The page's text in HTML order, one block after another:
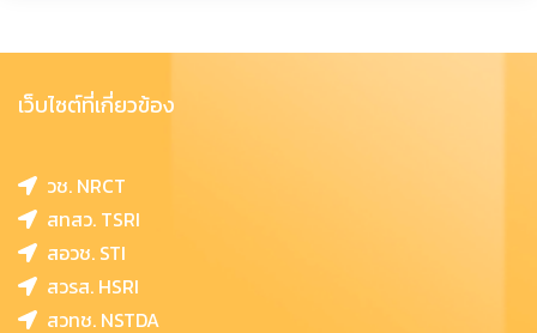
เว็บไซต์ที่เกี่ยวข้อง
วช. NRCT
สทสว. TSRI
สอวช. STI
สวรส. HSRI
สวทช. NSTDA